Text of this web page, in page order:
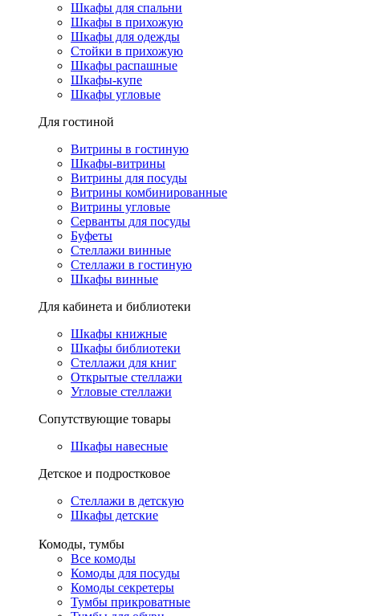
Шкафы для спальни
Шкафы в прихожую
Шкафы для одежды
Стойки в прихожую
Шкафы распашные
Шкафы-купе
Шкафы угловые
Для гостиной
Витрины в гостиную
Шкафы-витрины
Витрины для посуды
Витрины комбинированные
Витрины угловые
Серванты для посуды
Буфеты
Стеллажи винные
Стеллажи в гостиную
Шкафы винные
Для кабинета и библиотеки
Шкафы книжные
Шкафы библиотеки
Стеллажи для книг
Открытые стеллажи
Угловые стеллажи
Сопутствующие товары
Шкафы навесные
Детское и подростковое
Стеллажи в детскую
Шкафы детские
Комоды, тумбы
Все комоды
Комоды для посуды
Комоды секретеры
Тумбы прикроватные